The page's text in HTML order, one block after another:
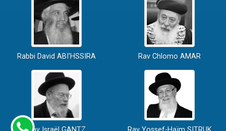
Rabbi David ABI'HSSIRA Rav Chlomo AMAR